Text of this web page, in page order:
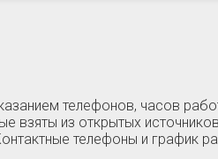
телефонов, часов
из открытых
телефоны и график